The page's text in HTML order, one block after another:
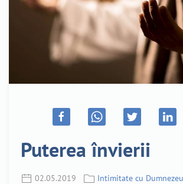
Puterea învierii
02.05.2019 Intimitate cu Dumnezeu